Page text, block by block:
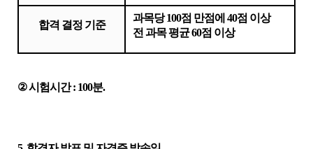
합격 결정 기준
과목당100점 만점에 40점 이상
전 과목 평균60점 이상
②시험시간: 100분.